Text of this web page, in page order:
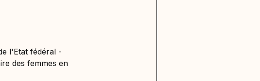
l'Etat fédéral -
des femmes en